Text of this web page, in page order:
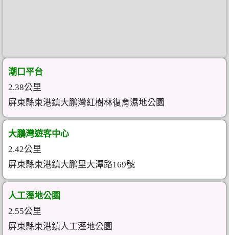
潮口平台
2.38公里
屏東縣東港鎮大鵬灣紅樹林復育濕地公園
大鵬灣遊客中心
2.42公里
屏東縣東港鎮大鵬里大潭路169號
人工溼地公園
2.55公里
屏東縣東港鎮人工溼地公園